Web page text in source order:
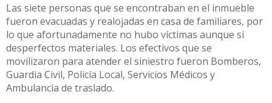
Las siete personas que se encontraban en el inmueble
fueron evacuadas y realojadas en casa de familiares, por
lo que afortunadamente no hubo víctimas aunque sí
desperfectos materiales. Los efectivos que se
movilizaron para atender el siniestro fueron Bomberos,
Guardia Civil, Policía Local, Servicios Médicos y
Ambulancia de traslado.